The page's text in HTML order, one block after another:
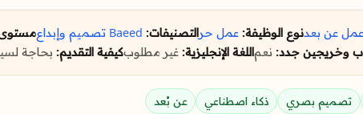
عمل عن بعدنوع الوظيفة: عمل حرالتصنيفات: Baeed تصميم وإبداعمستوى
وخريجين جدد: نعماللغة الإنجليزية: غير مطلوبكيفية التقديم: بحاجة
تصميم بصري ذكاء اصطناعي عن بُعد